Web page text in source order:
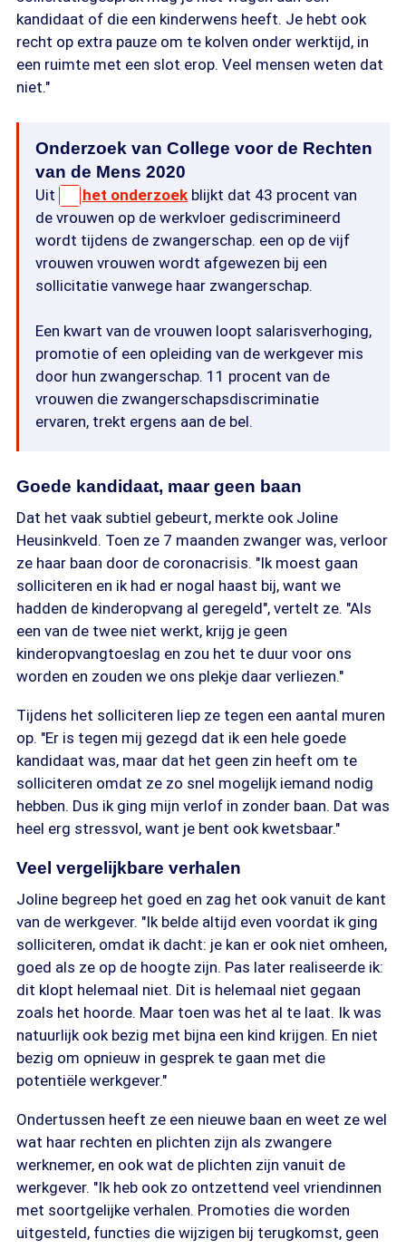
kandidaat of die een kinderwens heeft. Je hebt ook
recht op extra pauze om te kolven onder werktijd, in
een ruimte met een slot erop. Veel mensen weten dat
niet."
Onderzoek van College voor de Rechten
van de Mens 2020
Uit het onderzoek blijkt dat 43 procent van
de vrouwen op de werkvloer gediscrimineerd
wordt tijdens de zwangerschap. een op de vijf
vrouwen vrouwen wordt afgewezen bij een
sollicitatie vanwege haar zwangerschap.
Een kwart van de vrouwen loopt salarisverhoging,
promotie of een opleiding van de werkgever mis
door hun zwangerschap. 11 procent van de
vrouwen die zwangerschapsdiscriminatie
ervaren, trekt ergens aan de bel.
Goede kandidaat, maar geen baan
Dat het vaak subtiel gebeurt, merkte ook Joline
Heusinkveld. Toen ze 7 maanden zwanger was, verloor
ze haar baan door de coronacrisis. "Ik moest gaan
solliciteren en ik had er nogal haast bij, want we
hadden de kinderopvang al geregeld", vertelt ze. "Als
een van de twee niet werkt, krijg je geen
kinderopvangtoeslag en zou het te duur voor ons
worden en zouden we ons plekje daar verliezen."
Tijdens het solliciteren liep ze tegen een aantal muren
op. "Er is tegen mij gezegd dat ik een hele goede
kandidaat was, maar dat het geen zin heeft om te
solliciteren omdat ze zo snel mogelijk iemand nodig
hebben. Dus ik ging mijn verlof in zonder baan. Dat was
heel erg stressvol, want je bent ook kwetsbaar."
Veel vergelijkbare verhalen
Joline begreep het goed en zag het ook vanuit de kant
van de werkgever. "Ik belde altijd even voordat ik ging
solliciteren, omdat ik dacht: je kan er ook niet omheen,
goed als ze op de hoogte zijn. Pas later realiseerde ik:
dit klopt helemaal niet. Dit is helemaal niet gegaan
zoals het hoorde. Maar toen was het al te laat. Ik was
natuurlijk ook bezig met bijna een kind krijgen. En niet
bezig om opnieuw in gesprek te gaan met die
potentiële werkgever."
Ondertussen heeft ze een nieuwe baan en weet ze wel
wat haar rechten en plichten zijn als zwangere
werknemer, en ook wat de plichten zijn vanuit de
werkgever. "Ik heb ook zo ontzettend veel vriendinnen
met soortgelijke verhalen. Promoties die worden
uitgesteld, functies die wijzigen bij terugkomst, geen